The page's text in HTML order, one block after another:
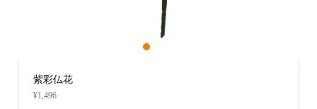
紫彩仏花
¥1,496
1